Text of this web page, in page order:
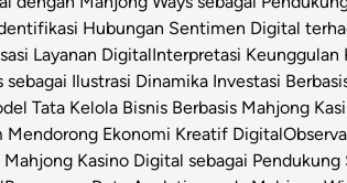
Hubungan Sentimen Digital
Layanan DigitalInterpretasi
Ilustrasi Dinamika Investasi
Tata Kelola Bisnis Berbasis Mahjong
Mendorong Ekonomi Kreatif Digital
Kasino Digital sebagai